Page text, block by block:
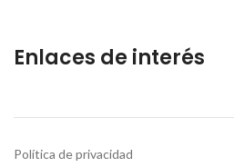
Enlaces de interés
Política de privacidad